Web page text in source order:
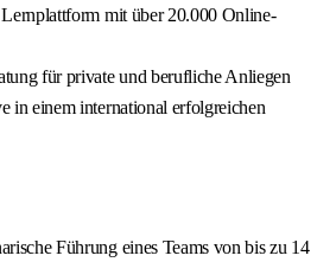
mit über 20.000 Online-
für private und berufliche Anliegen
in einem international erfolgreichen
Führung eines Teams von bis zu 14